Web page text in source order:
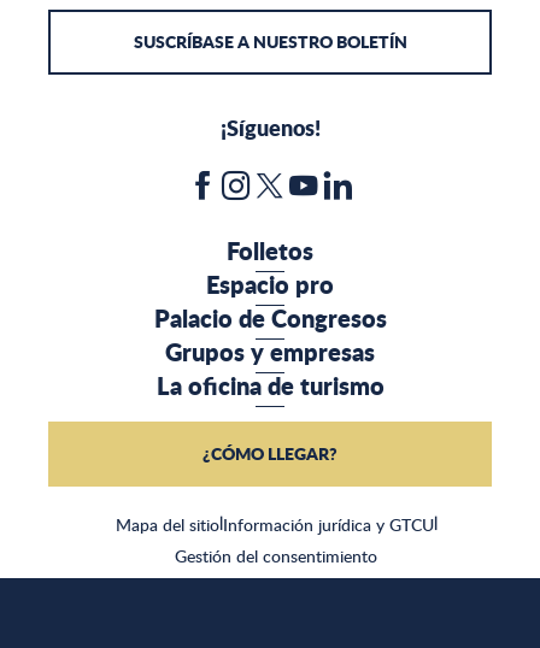
SUSCRÍBASE A NUESTRO BOLETÍN
¡Síguenos!
Mapa del sitio|Información jurídica y GTCU|
Gestión del consentimiento
Folletos
Espacio pro
Palacio de Congresos
Grupos y empresas
La oficina de turismo
¿CÓMO LLEGAR?